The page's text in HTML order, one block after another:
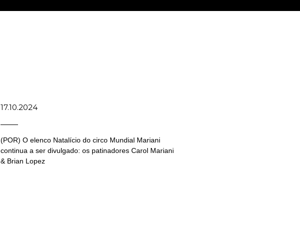
17.10.2024
(POR) O elenco Natalício do circo Mundial Mariani
continua a ser divulgado: os patinadores Carol Mariani
& Brian Lopez